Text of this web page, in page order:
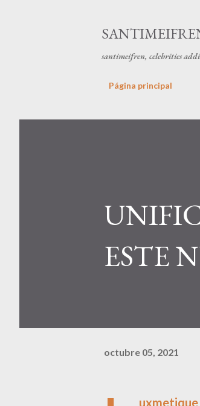
santimeifren, celebrities
Página principal
ESTE
octubre 05, 2021